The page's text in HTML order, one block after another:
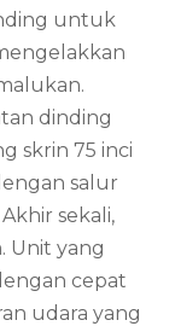
untuk
dinding
skrin 75 inci
salur
sekali,
Unit yang
cepat
udara yang